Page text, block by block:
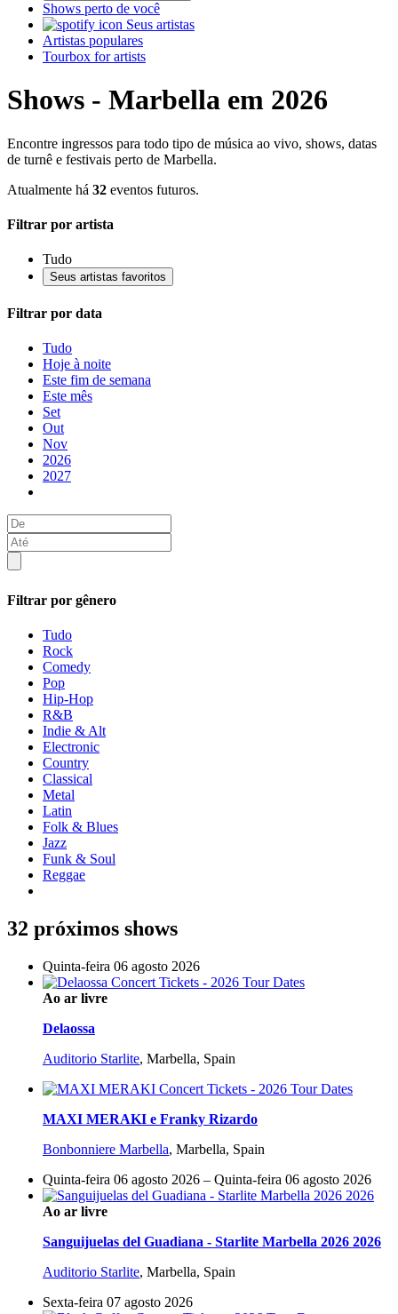
Shows perto de você
Seus artistas
Artistas populares
Tourbox for artists
Shows - Marbella em 2026
Encontre ingressos para todo tipo de música ao vivo, shows, datas
de turnê e festivais perto de Marbella.
Atualmente há 32 eventos futuros.
Filtrar por artista
Tudo
Seus artistas favoritos
Filtrar por data
Tudo
Hoje à noite
Este fim de semana
Este mês
Set
Out
Nov
2026
2027
Filtrar por gênero
Tudo
Rock
Comedy
Pop
Hip-Hop
R&B
Indie & Alt
Electronic
Country
Classical
Metal
Latin
Folk & Blues
Jazz
Funk & Soul
Reggae
32 próximos shows
Quinta-feira 06 agosto 2026
Ao ar livre
Delaossa
Auditorio Starlite, Marbella, Spain
MAXI MERAKI e Franky Rizardo
Bonbonniere Marbella, Marbella, Spain
Quinta-feira 06 agosto 2026 – Quinta-feira 06 agosto 2026
Ao ar livre
Sanguijuelas del Guadiana - Starlite Marbella 2026 2026
Auditorio Starlite, Marbella, Spain
Sexta-feira 07 agosto 2026